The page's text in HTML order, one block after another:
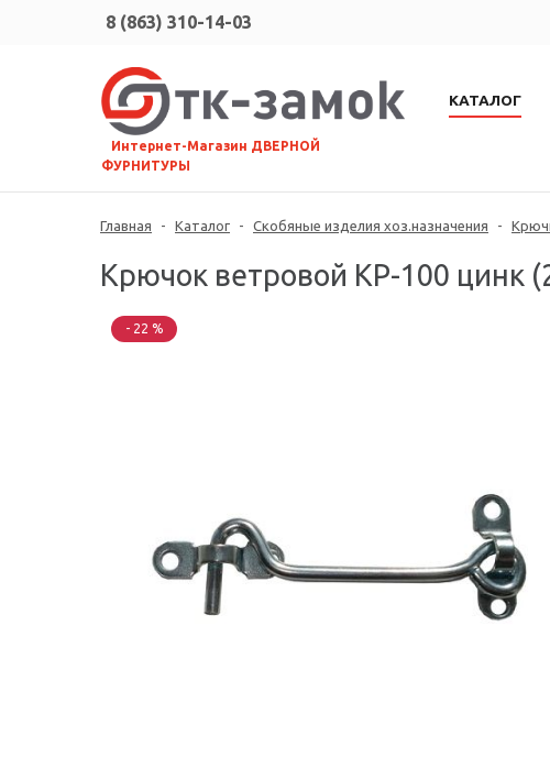
8 (863) 310-14-03
⠀Интернет-Магазин ДВЕРНОЙ
ФУРНИТУРЫ
КАТАЛОГ
Главная - Каталог - Скобяные изделия хоз.назначения -
Крючок ветровой КР-100 цинк
- 22 %